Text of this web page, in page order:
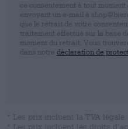
ce consentement à tout
envoyant un e-mail à
que le retrait de votre
traitement effectué sur la base
moment du retrait. Vous
dans notre déclaration de
* Les prix incluent la TVA légale.
* Les prix incluent les droits